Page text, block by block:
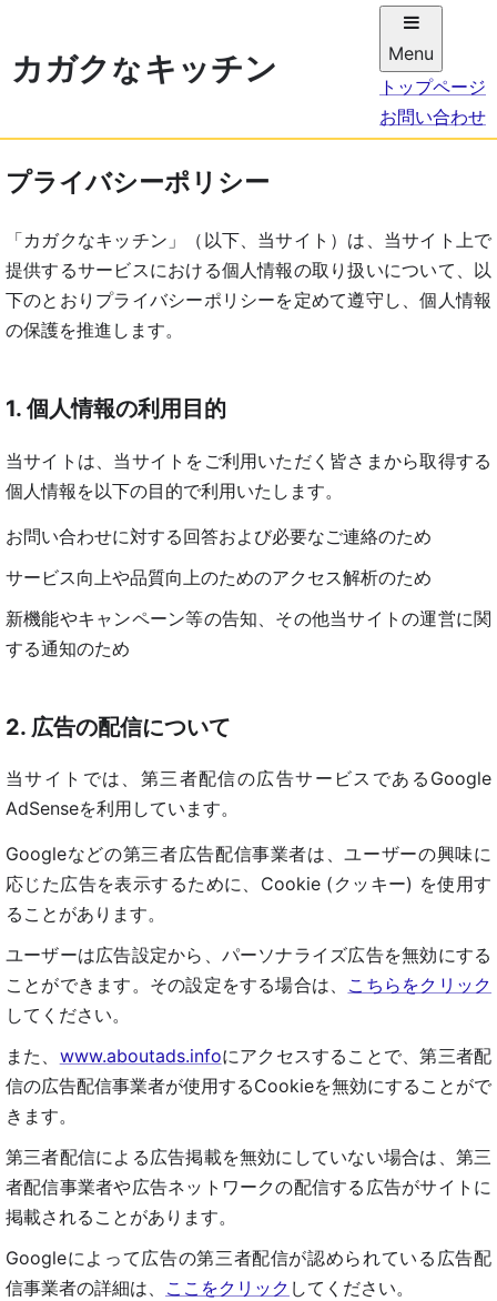
カガク な キッチン
Menu
トップページ
お問い合わせ
プライバシーポリシー
「カガクなキッチン」（以下、当サイト）は、当サイト上で
提供するサービスにおける個人情報の取り扱いについて、以
下のとおりプライバシーポリシーを定めて遵守し、個人情報
の保護を推進します。
1. 個人情報の利用目的
当サイトは、当サイトをご利用いただく皆さまから取得する
個人情報を以下の目的で利用いたします。
お問い合わせに対する回答および必要なご連絡のため
サービス向上や品質向上のためのアクセス解析のため
新機能やキャンペーン等の告知、その他当サイトの運営に関
する通知のため
2. 広告の配信について
当サイトでは、第三者配信の広告サービスであるGoogle
AdSenseを利用しています。
Googleなどの第三者広告配信事業者は、ユーザーの興味に
応じた広告を表示するために、Cookie (クッキー) を使用す
ることがあります。
ユーザーは広告設定から、パーソナライズ広告を無効にする
ことができます。その設定をする場合は、 こちらをクリック
してください。
また、 www.aboutads.infoにアクセスすることで、第三者配
信の広告配信事業者が使用するCookieを無効にすることがで
きます。
第三者配信による広告掲載を無効にしていない場合は、第三
者配信事業者や広告ネットワークの配信する広告がサイトに
掲載されることがあります。
Googleによって広告の第三者配信が認められている広告配
信事業者の詳細は、 ここをクリック してください。